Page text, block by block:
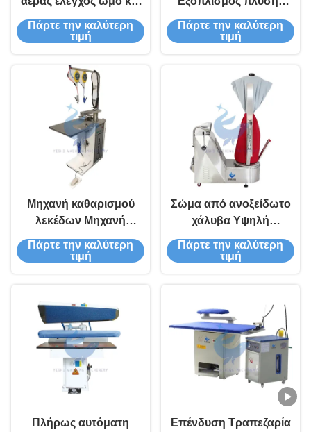
πίσω πιέζοντας μηχανή
Πάρτε την καλύτερη
τιμή
ρούχων Μεταφορέας
αποθήκευσης ρούχων
Πάρτε την καλύτερη
τιμή
Μηχανή καθαρισμού
λεκέδων Μηχανή
απομάκρυνσης
λεκέδων για στεγνό
Πάρτε την καλύτερη
τιμή
Σώμα από ανοξείδωτο
χάλυβα Υψηλή
θερμοκρασία και
αντοχή στη διάβρωση
Πάρτε την καλύτερη
τιμή
Πλήρως αυτόματη
Επένδυση Τραπεζαρία